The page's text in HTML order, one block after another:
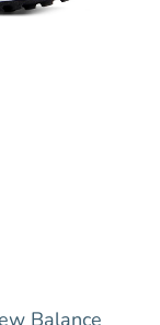
Balance